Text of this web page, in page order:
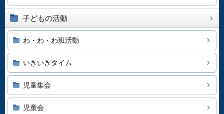
子どもの活動
わ・わ・わ班活動
いきいきタイム
児童集会
児童会